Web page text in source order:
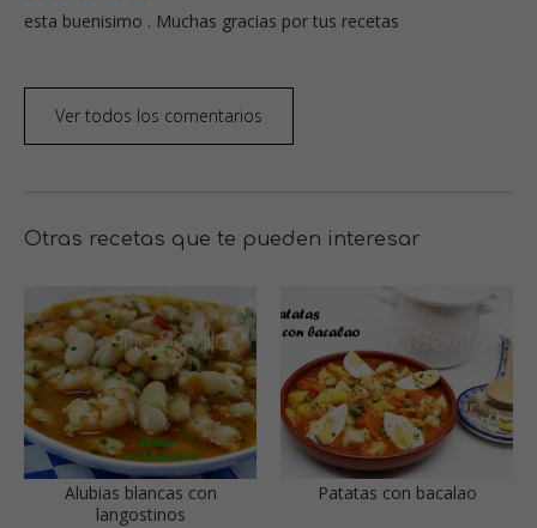
esta buenisimo . Muchas gracias por tus recetas
Ver todos los comentarios
Otras recetas que te pueden interesar
Alubias blancas con
langostinos
Patatas con bacalao